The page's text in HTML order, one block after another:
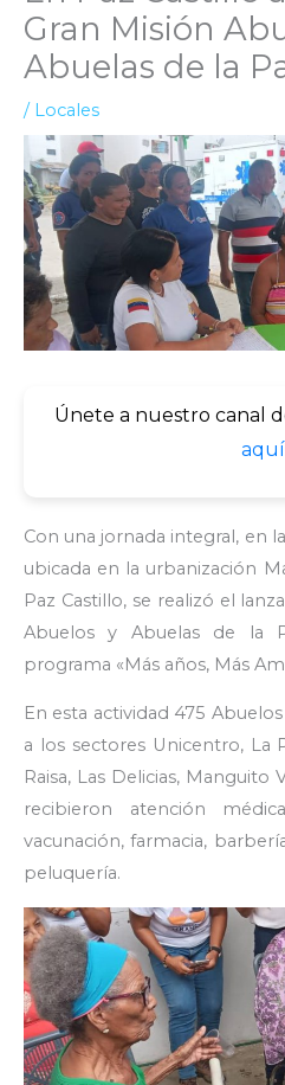
Gran Misión
Abuelas de la
/ Locales
Únete a nuestro canal
Con una jornada integral, en
ubicada en la urbanización
Paz Castillo, se realizó el
Abuelos y Abuelas de la
programa «Más años, Más
En esta actividad 475
a los sectores Unicentro, La
Raisa, Las Delicias,
recibieron atención
vacunación, farmacia,
peluquería.